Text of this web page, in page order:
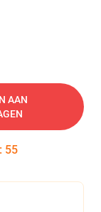
AAN
: 54